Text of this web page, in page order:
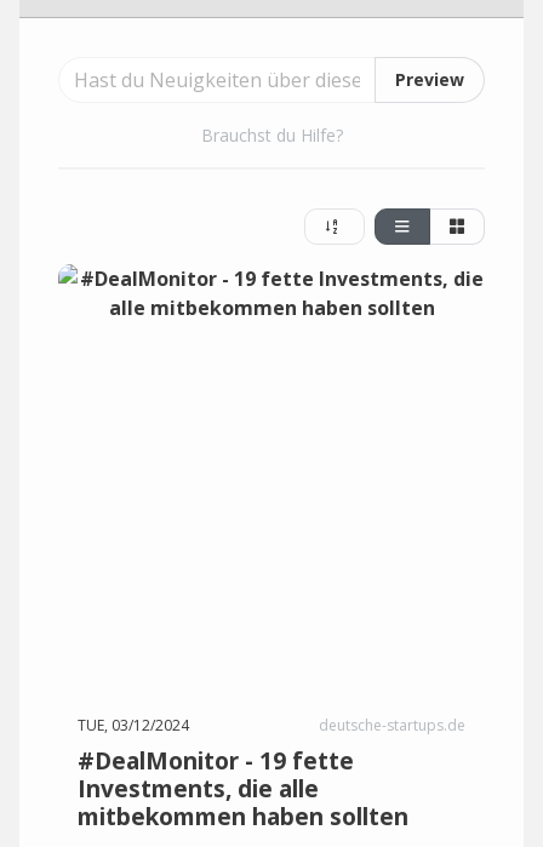
Preview
Brauchst du Hilfe?
TUE, 03/12/2024 deutsche-startups.de
#DealMonitor - 19 fette
Investments, die alle
mitbekommen haben sollten